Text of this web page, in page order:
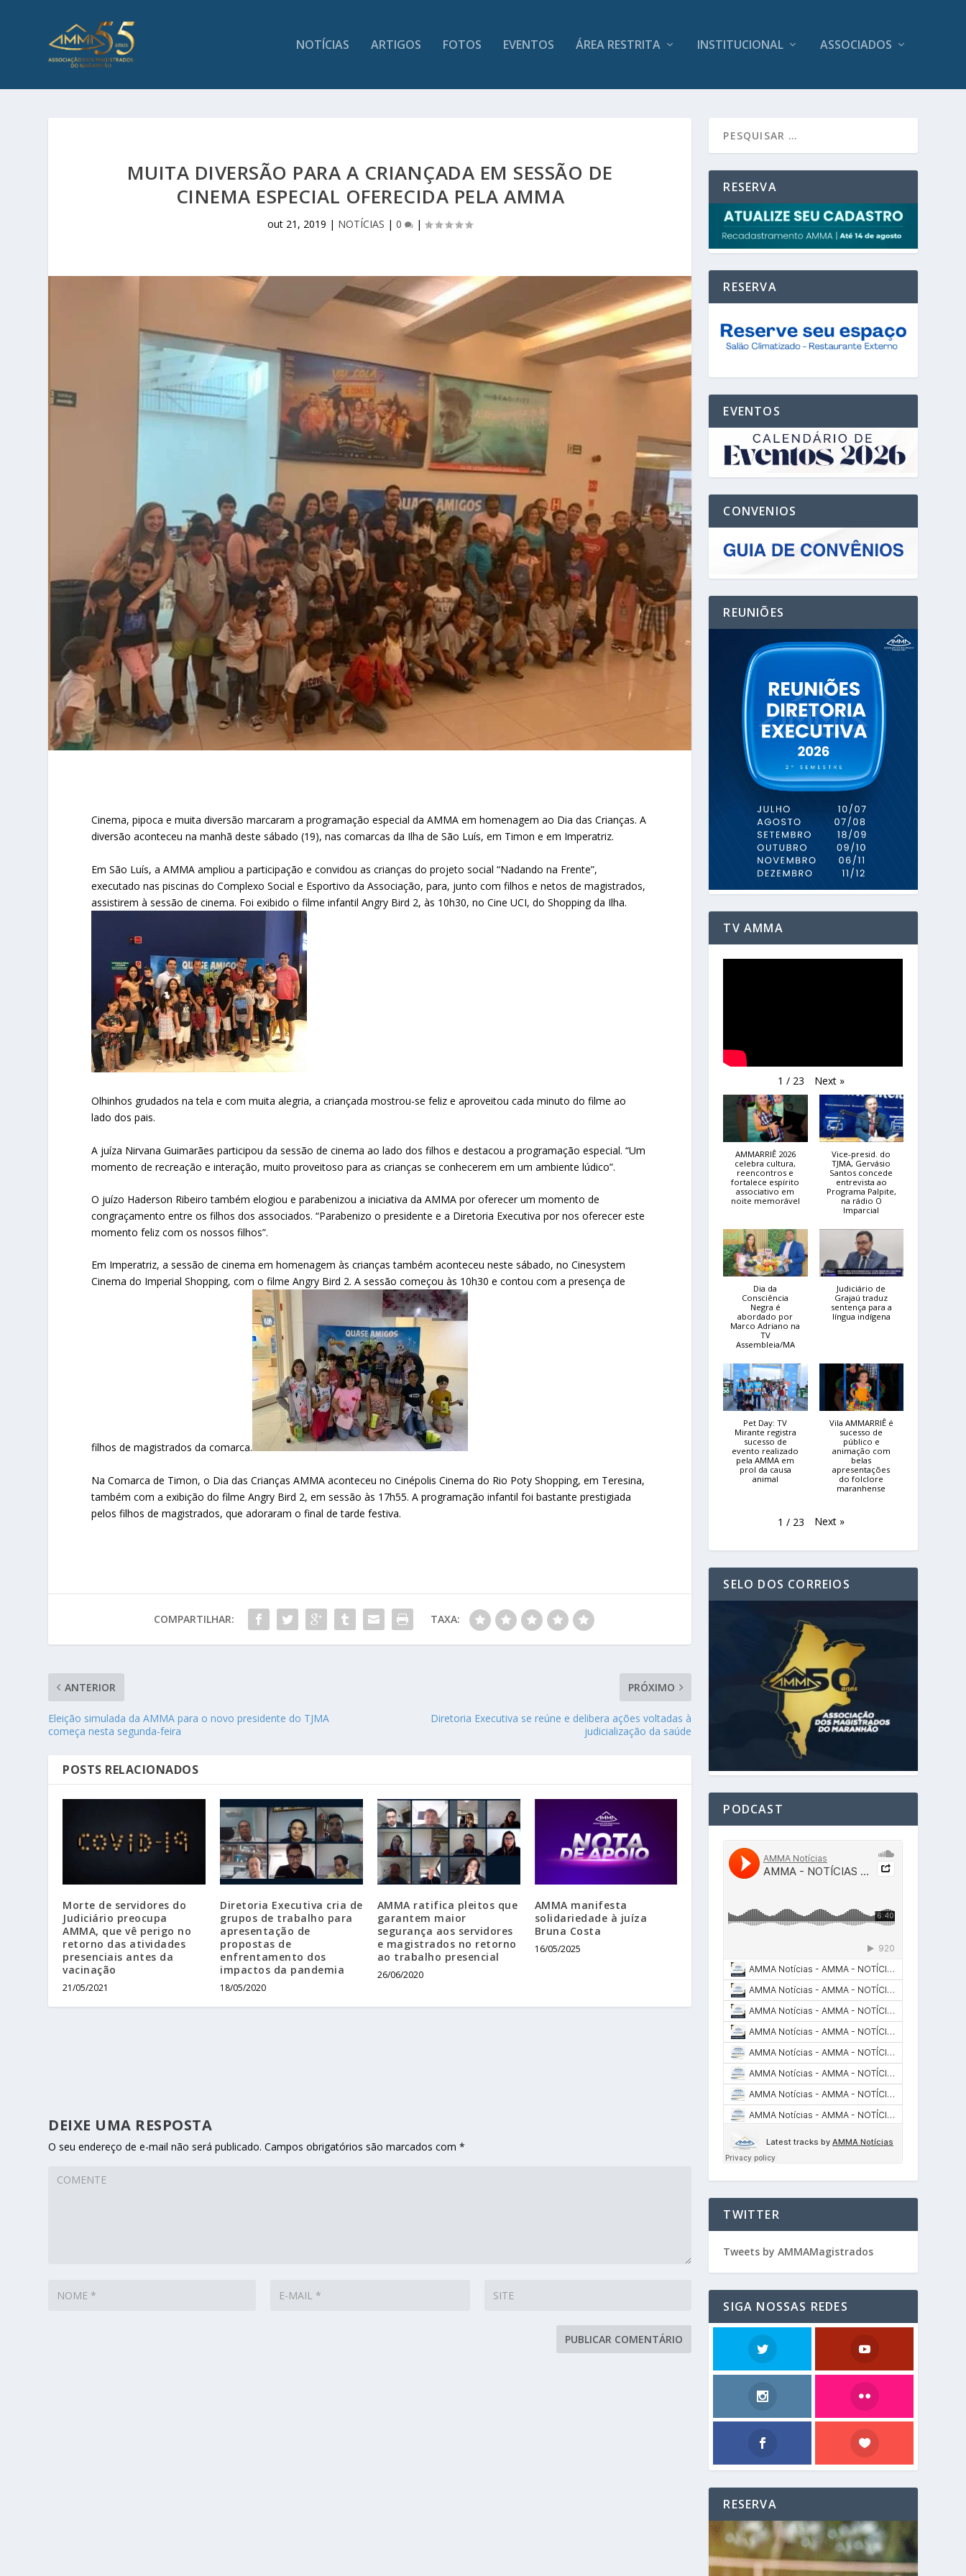
NOTÍCIAS ARTIGOS FOTOS EVENTOS ÁREA RESTRITA INSTITUCIONAL ASSOCIADOS
MUITA DIVERSÃO PARA A CRIANÇADA EM SESSÃO DE
CINEMA ESPECIAL OFERECIDA PELA AMMA
out 21, 2019 | NOTÍCIAS |0 |
Cinema, pipoca e muita diversão marcaram a programação especial da AMMA em homenagem ao Dia das Crianças. A
diversão aconteceu na manhã deste sábado (19), nas comarcas da Ilha de São Luís, em Timon e em Imperatriz.
Em São Luís, a AMMA ampliou a participação e convidou as crianças do projeto social “Nadando na Frente”,
executado nas piscinas do Complexo Social e Esportivo da Associação, para, junto com filhos e netos de magistrados,
assistirem à sessão de cinema. Foi exibido o filme infantil Angry Bird 2, às 10h30, no Cine UCI, do Shopping da Ilha.
Olhinhos grudados na tela e com muita alegria, a criançada mostrou-se feliz e aproveitou cada minuto do filme ao
lado dos pais.
A juíza Nirvana Guimarães participou da sessão de cinema ao lado dos filhos e destacou a programação especial. “Um
momento de recreação e interação, muito proveitoso para as crianças se conhecerem em um ambiente lúdico”.
O juízo Haderson Ribeiro também elogiou e parabenizou a iniciativa da AMMA por oferecer um momento de
congraçamento entre os filhos dos associados. “Parabenizo o presidente e a Diretoria Executiva por nos oferecer este
momento feliz com os nossos filhos”.
Em Imperatriz, a sessão de cinema em homenagem às crianças também aconteceu neste sábado, no Cinesystem
Cinema do Imperial Shopping, com o filme Angry Bird 2. A sessão começou às 10h30 e contou com a presença de
filhos de magistrados da comarca.
Na Comarca de Timon, o Dia das Crianças AMMA aconteceu no Cinépolis Cinema do Rio Poty Shopping, em Teresina,
também com a exibição do filme Angry Bird 2, em sessão às 17h55. A programação infantil foi bastante prestigiada
pelos filhos de magistrados, que adoraram o final de tarde festiva.
COMPARTILHAR: TAXA:
ANTERIOR
Eleição simulada da AMMA para o novo presidente do TJMA
começa nesta segunda-feira
PRÓXIMO
Diretoria Executiva se reúne e delibera ações voltadas à
judicialização da saúde
POSTS RELACIONADOS
Morte de servidores do
Judiciário preocupa
AMMA, que vê perigo no
retorno das atividades
presenciais antes da
vacinação
21/05/2021
Diretoria Executiva cria de
grupos de trabalho para
apresentação de
propostas de
enfrentamento dos
impactos da pandemia
18/05/2020
AMMA ratifica pleitos que
garantem maior
segurança aos servidores
e magistrados no retorno
ao trabalho presencial
26/06/2020
AMMA manifesta
solidariedade à juíza
Bruna Costa
16/05/2025
DEIXE UMA RESPOSTA
O seu endereço de e-mail não será publicado. Campos obrigatórios são marcados com*
RESERVA
RESERVA
EVENTOS
CONVENIOS
REUNIÕES
TV AMMA
1 / 23 Next »
AMMARRIÊ 2026
celebra cultura,
reencontros e
fortalece espírito
associativo em
noite memorável
Vice-presid. do
TJMA, Gervásio
Santos concede
entrevista ao
Programa Palpite,
na rádio O
Imparcial
Dia da
Consciência
Negra é
abordado por
Marco Adriano na
TV
Assembleia/MA
Judiciário de
Grajaú traduz
sentença para a
língua indígena
Pet Day: TV
Mirante registra
sucesso de
evento realizado
pela AMMA em
prol da causa
animal
Vila AMMARRIÊ é
sucesso de
público e
animação com
belas
apresentações
do folclore
maranhense
1 / 23 Next »
SELO DOS CORREIOS
PODCAST
TWITTER
Tweets by AMMAMagistrados
SIGA NOSSAS REDES
RESERVA